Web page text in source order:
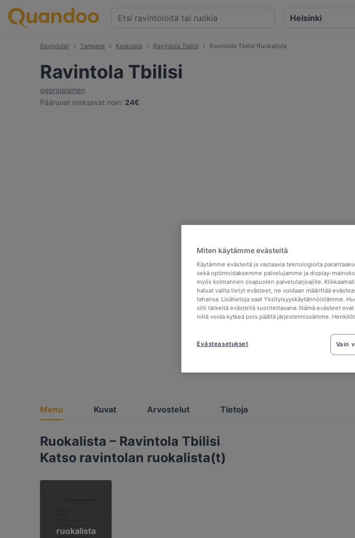
Ravintolat Tampere Keskusta Ravintola Tbilisi Ravintola Tbilisi Ruokalista
Ravintola Tbilisi
georgialainen
Pääruoat maksavat noin: 24€
Menu Kuvat Arvostelut Tietoja
Ruokalista – Ravintola Tbilisi
Katso ravintolan ruokalista(t)
ruokalista
Miten käytämme evästeitä
Käytämme evästeitä ja vastaavia teknologioita
sekä optimoidaksemme palvelujamme ja display-
myös kolmannen osapuolen palvelutarjoajille.
haluat valita tietyt evästeet, ne voidaan määrittää
tahansa. Lisätietoja saat Yksityisyyskäytännöistämme.
silti tärkeitä evästeitä suoritettavana. Nämä evästeet
niitä voida kytkeä pois päältä järjestelmissämme.
Vain
Evästeasetukset